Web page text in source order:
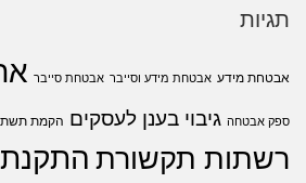
תגיות
אבטחת מידע אבטחת מידע וסייבר אבטחת סייבר
ספק אבטחה גיבוי בענן לעסקים הקמת
רשתות תקשורת